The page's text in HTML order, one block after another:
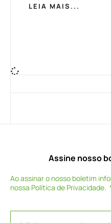
LEIA MAIS...
Assine nosso
Ao assinar o nosso boletim
nossa Política de Privacidade.